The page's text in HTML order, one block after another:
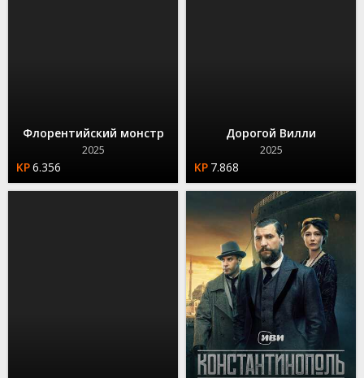
Флорентийский монстр
2025
6.356
Дорогой Вилли
2025
7.868